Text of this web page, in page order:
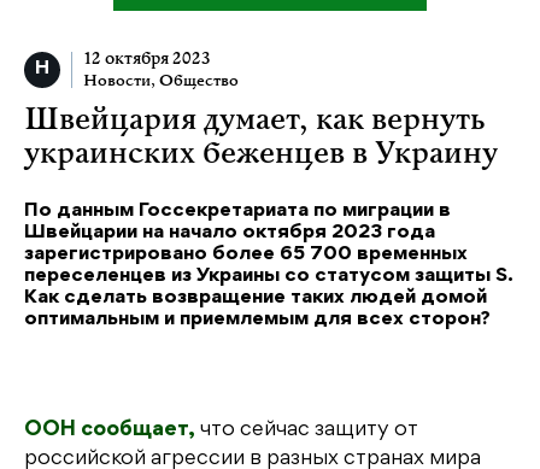
12 октября 2023
Новости, Общество
Швейцария думает, как вернуть
украинских беженцев в Украину
По данным Госсекретариата по миграции в
Швейцарии на начало октября 2023 года
зарегистрировано более 65 700 временных
переселенцев из Украины со статусом защиты S.
Как сделать возвращение таких людей домой
оптимальным и приемлемым для всех сторон?
ООН сообщает, что сейчас защиту от
российской агрессии в разных странах мира